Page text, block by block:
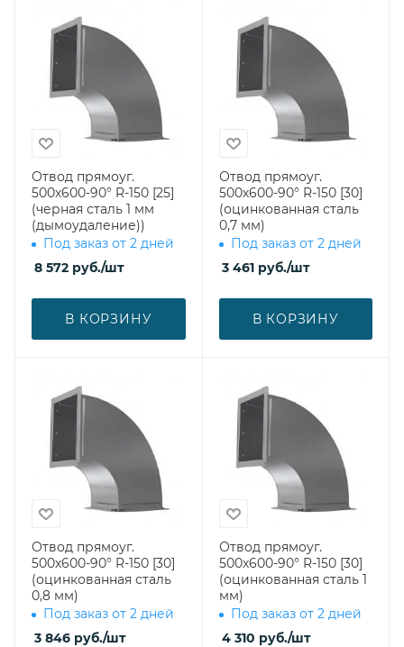
Отвод прямоуг.
500х600-90° R-150 [25]
(черная сталь 1 мм
(дымоудаление))
Под заказ от 2 дней
8 572 руб./шт
В КОРЗИНУ
Отвод прямоуг.
500х600-90° R-150 [30]
(оцинкованная сталь
0,7 мм)
Под заказ от 2 дней
3 461руб./шт
В КОРЗИНУ
Отвод прямоуг.
500х600-90° R-150 [30]
(оцинкованная сталь
0,8 мм)
Под заказ от 2 дней
3 846 руб./шт
Отвод прямоуг.
500х600-90° R-150 [30]
(оцинкованная сталь 1
мм)
Под заказ от 2 дней
4 310 руб./шт